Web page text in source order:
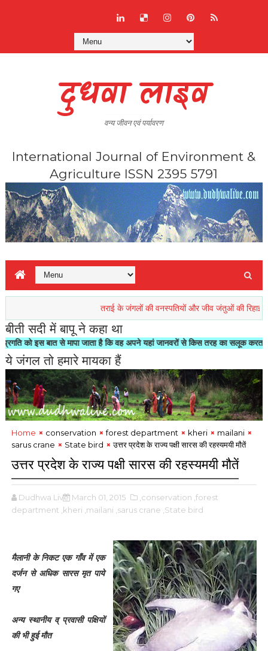
दुधवा लाइव
वन्य जीवन एवं पर्यावरण
International Journal of Environment &
Agriculture ISSN 2395 5791
तराई के जंगलों की वनस्पतियों और जीव जंतुओं की रिहाइश खतरें में
बीती सदी में बापू ने कहा था
बात से मापा जाता है कि वह अपने यहां जानवरों से किस तरह का सलूक करता है"-
ये जंगल तो हमारे मायका हैं
Home conservation forest department kheri
mailani
sarus crane
State bird उत्तर प्रदेश के राज्य पक्षी सारस की रहस्यमयी मौतें
उत्तर प्रदेश के राज्य पक्षी सारस की रहस्यमयी मौतें
Dudhwa Live March 01, 2015 ,conservation ,forest
department ,kheri ,mailani ,sarus crane ,State bird
मैलानी के निकट एक गाँव में एक
दर्जन से अधिक सारस मृत पाये
गए
अन्य स्थानीय व् प्रवासी पक्षियों
की भी हुई मौत